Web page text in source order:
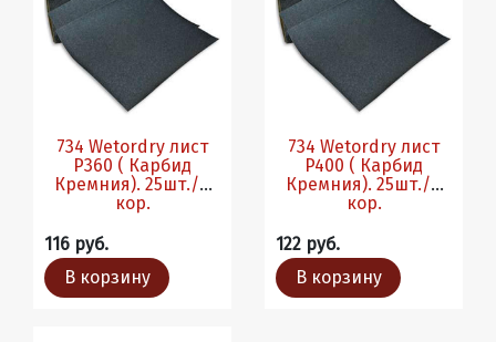
734 Wetordry лист
P360 ( Карбид
Кремния). 25шт./в
кор.
116 руб.
В корзину
734 Wetordry лист
P400 ( Карбид
Кремния). 25шт./в
кор.
122 руб.
В корзину